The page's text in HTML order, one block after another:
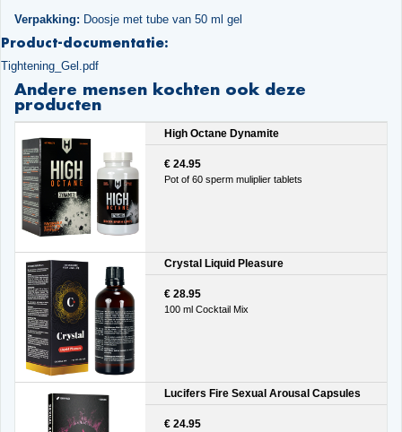
Verpakking: Doosje met tube van 50 ml gel
Product-documentatie:
Tightening_Gel.pdf
Andere mensen kochten ook deze
producten
High Octane Dynamite
€ 24.95
Pot of 60 sperm muliplier tablets
Crystal Liquid Pleasure
€ 28.95
100 ml Cocktail Mix
Lucifers Fire Sexual Arousal Capsules
€ 24.95